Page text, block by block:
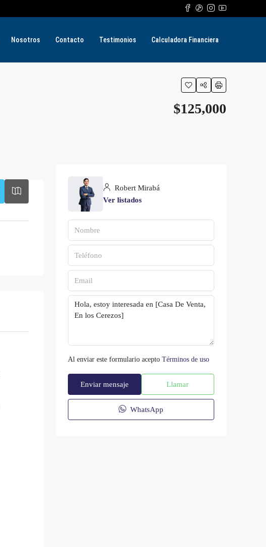
Nosotros Contacto Testimonios Calculadora Financiera
$125,000
Robert Mirabá
Ver listados
Al enviar este formulario acepto Términos de uso
Enviar mensaje Llamar
WhatsApp